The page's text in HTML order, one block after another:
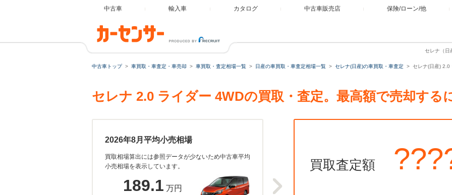
中古車 輸入車 カタログ 中古車販売店 保険/ローン/他
セレナ（日
中古車トップ 車買取・車査定・車売却 車買取・査定相場一覧 日産の車買取・車査定相場一覧 セレナ(日産)の車買取・車査定 セレナ(日産) 2.0
セレナ 2.0 ライダー 4WDの買取・査定。最高額で売却する
2026年8月平均小売相場
買取相場算出には参照データが少ないため中古車平均
小売相場を表示しています。
189.1 万円
買取査定額